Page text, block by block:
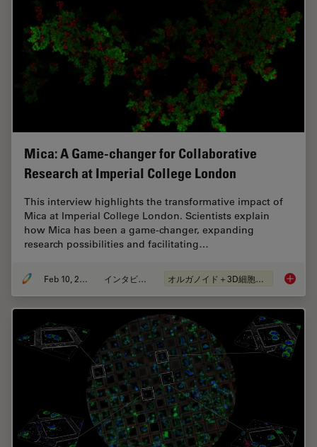
Mica: A Game-changer for Collaborative
Research at Imperial College London
This interview highlights the transformative impact of
Mica at Imperial College London. Scientists explain
how Mica has been a game-changer, expanding
research possibilities and facilitating…
Feb 10, 2025 インタビュー オルガノイド＋3D細胞培養 Mica: A